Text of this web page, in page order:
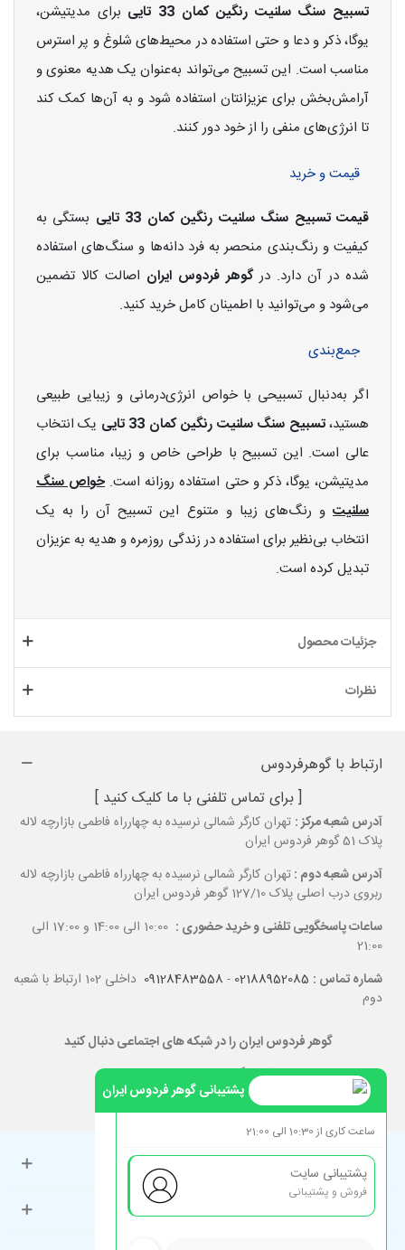
تسبیح سنگ سلنیت رنگین کمان 33 تایی
برای مدیتیشن،
یوگا، ذکر و دعا و حتی استفاده در محیط‌های شلوغ و پر استرس
مناسب است. این تسبیح می‌تواند به‌عنوان یک هدیه معنوی و
آرامش‌بخش برای عزیزانتان استفاده شود و به آن‌ها کمک کند
تا انرژی‌های منفی را از خود دور کنند.
قیمت و خرید
قیمت تسبیح سنگ سلنیت رنگین کمان 33 تایی
بستگی به
کیفیت و رنگ‌بندی منحصر به فرد دانه‌ها و سنگ‌های استفاده
شده در آن دارد. درگوهر فردوس ایران اصالت کالا تضمین
می‌شود و می‌توانید با اطمینان کامل خرید کنید.
جمع‌بندی
اگر به‌دنبال تسبیحی با خواص انرژی‌درمانی و زیبایی طبیعی
هستید،تسبیح سنگ سلنیت رنگین کمان 33 تایی
یک انتخاب
عالی است. این تسبیح با طراحی خاص و زیبا، مناسب برای
مدیتیشن، یوگا، ذکر و حتی استفاده روزانه است.خواص سنگ
سلنیت و رنگ‌های زیبا و متنوع این تسبیح آن را به یک
انتخاب بی‌نظیر برای استفاده در زندگی روزمره و هدیه به عزیزان
تبدیل کرده است.
جزئیات محصول
نظرات
ارتباط با گوهرفردوس
[ برای تماس تلفنی با ما کلیک کنید ]
آدرس شعبه مرکز : تهران کارگر شمالی نرسیده به چهارراه فاطمی بازارچه لاله
پلاک 51 گوهر فردوس ایران
آدرس شعبه دوم :تهران کارگر شمالی نرسیده به چهارراه فاطمی بازارچه لاله
ربروی درب اصلی پلاک 127/10 گوهر فردوس ایران
ساعات پاسخگویی تلفنی و خرید حضوری :
10:00 الی 14:00 و 17:00 الی
21:00
شماره تماس : 02188952085
-
09128483558
داخلی 102 ارتباط با شعبه
دوم
گوهر فردوس ایران را در شبکه های اجتماعی دنبال کنید
حساب کاربری
راهنمای مشتریان
پشتیبانی گوهر فردوس ایران
ساعت کاری از 10:30 الی 21:00
پشتیبانی سایت
فروش و پشتیبانی